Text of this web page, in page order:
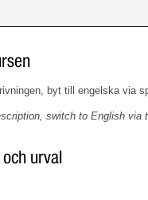
byt till engelska via
switch to English via
urval